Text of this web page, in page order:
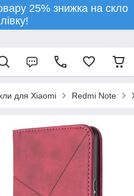
25% знижка на скло
для Xiaomi Redmi Note